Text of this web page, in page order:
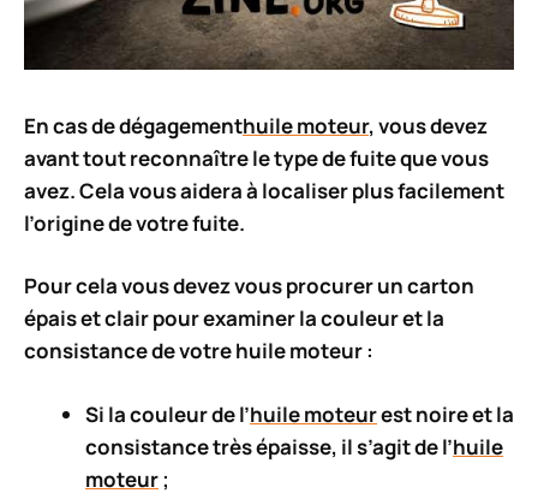
En cas dedégagementhuile moteur, vous devez
avant toutreconnaître le type de fuiteque vous
avez. Cela vous aidera à localiser plus facilement
l’origine de votre fuite.
Pour cela vous devez vous procurer uncarton
épais et clairpour examiner la couleur et la
consistance de votre huile moteur :
Si la couleur de l’huile moteurest noire et la
consistance très épaisse, il s’agit de l’huile
moteur;